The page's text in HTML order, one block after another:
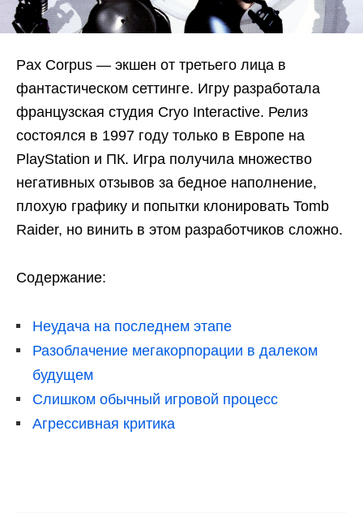
Pax Corpus — экшен от третьего лица в
фантастическом сеттинге. Игру разработала
французская студия Cryo Interactive. Релиз
состоялся в 1997 году только в Европе на
PlayStation и ПК. Игра получила множество
негативных отзывов за бедное наполнение,
плохую графику и попытки клонировать Tomb
Raider, но винить в этом разработчиков сложно.
Содержание:
Неудача на последнем этапе
Разоблачение мегакорпорации в далеком
будущем
Слишком обычный игровой процесс
Агрессивная критика